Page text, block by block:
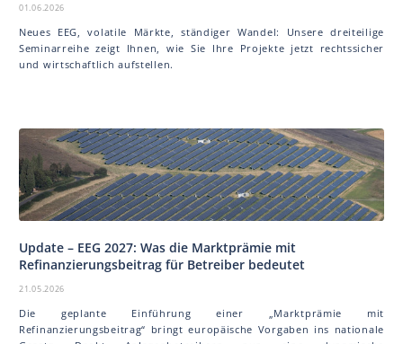
01.06.2026
Neues EEG, volatile Märkte, ständiger Wandel: Unsere dreiteilige
Seminarreihe zeigt Ihnen, wie Sie Ihre Projekte jetzt rechtssicher
und wirtschaftlich aufstellen.
Update – EEG 2027: Was die Marktprämie mit
Refinanzierungsbeitrag für Betreiber bedeutet
21.05.2026
Die geplante Einführung einer „Marktprämie mit
Refinanzierungsbeitrag“ bringt europäische Vorgaben ins nationale